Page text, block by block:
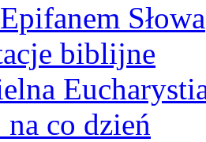
Słowa
biblijne
na co dzień